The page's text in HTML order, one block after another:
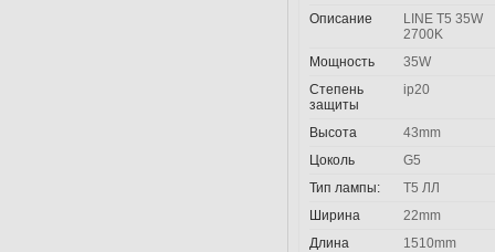
Описание
LINE T5 35W
2700K
Мощность
35W
Степень
защиты
ip20
Высота
43mm
Цоколь
G5
Тип лампы:
T5 ЛЛ
Ширина
22mm
Длина
1510mm